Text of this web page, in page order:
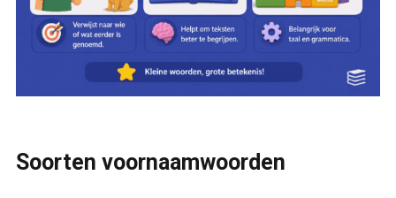
Soorten voornaamwoorden